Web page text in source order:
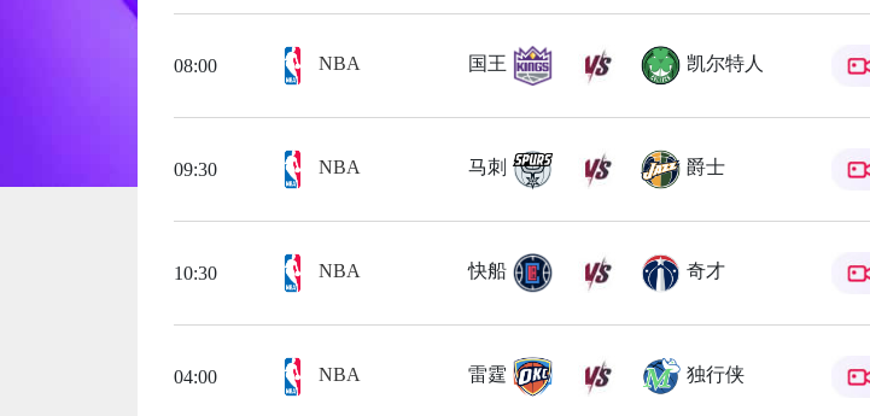
08:00 NBA 国王 凯尔特人
09:30 NBA 马刺 爵士
10:30 NBA 快船 奇才
04:00 NBA 雷霆 独行侠